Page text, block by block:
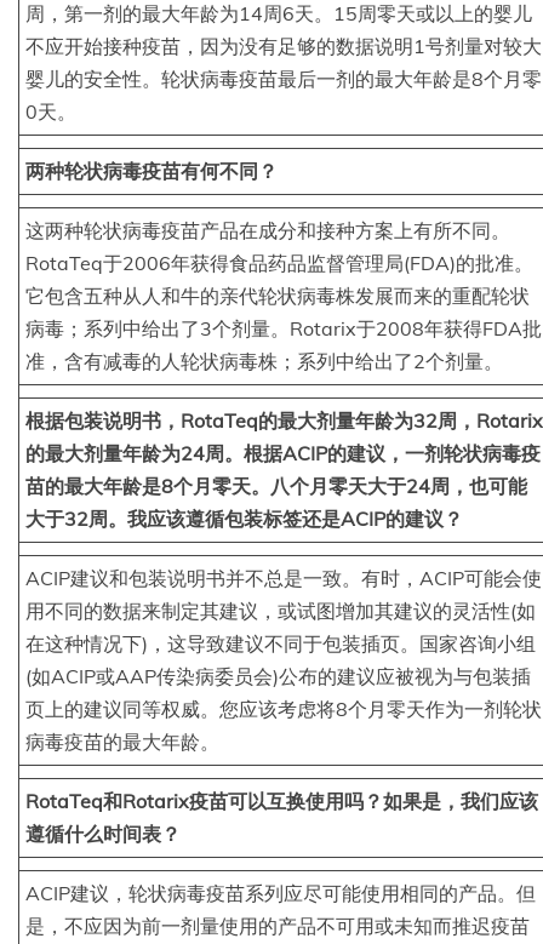
周，第一剂的最大年龄为14周6天。15周零天或以上的婴儿
不应开始接种疫苗，因为没有足够的数据说明1号剂量对较大
婴儿的安全性。轮状病毒疫苗最后一剂的最大年龄是8个月零
0天。
两种轮状病毒疫苗有何不同？
这两种轮状病毒疫苗产品在成分和接种方案上有所不同。
RotaTeq于2006年获得食品药品监督管理局(FDA)的批准。
它包含五种从人和牛的亲代轮状病毒株发展而来的重配轮状
病毒；系列中给出了3个剂量。Rotarix于2008年获得FDA批
准，含有减毒的人轮状病毒株；系列中给出了2个剂量。
根据包装说明书，RotaTeq的最大剂量年龄为32周，Rotarix
的最大剂量年龄为24周。根据ACIP的建议，一剂轮状病毒疫
苗的最大年龄是8个月零天。八个月零天大于24周，也可能
大于32周。我应该遵循包装标签还是ACIP的建议？
ACIP建议和包装说明书并不总是一致。有时，ACIP可能会使
用不同的数据来制定其建议，或试图增加其建议的灵活性(如
在这种情况下)，这导致建议不同于包装插页。国家咨询小组
(如ACIP或AAP传染病委员会)公布的建议应被视为与包装插
页上的建议同等权威。您应该考虑将8个月零天作为一剂轮状
病毒疫苗的最大年龄。
RotaTeq和Rotarix疫苗可以互换使用吗？如果是，我们应该
遵循什么时间表？
ACIP建议，轮状病毒疫苗系列应尽可能使用相同的产品。但
是，不应因为前一剂量使用的产品不可用或未知而推迟疫苗